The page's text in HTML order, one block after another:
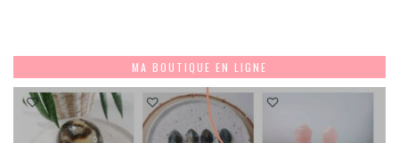
MA BOUTIQUE EN LIGNE